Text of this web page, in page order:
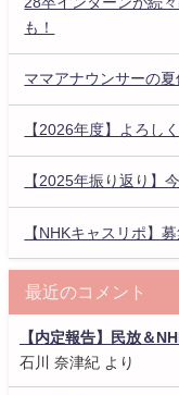
も！
ママアナウンサーの
【2026年度】よろし
【2025年振り返り】
【NHKキャスリポ】
最近のコメント
【内定報告】民放＆
石川 奈津紀 より